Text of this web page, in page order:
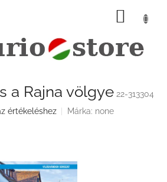
KOSÁR
a Rajna völgye 22-313304
értékeléshez Márka: none